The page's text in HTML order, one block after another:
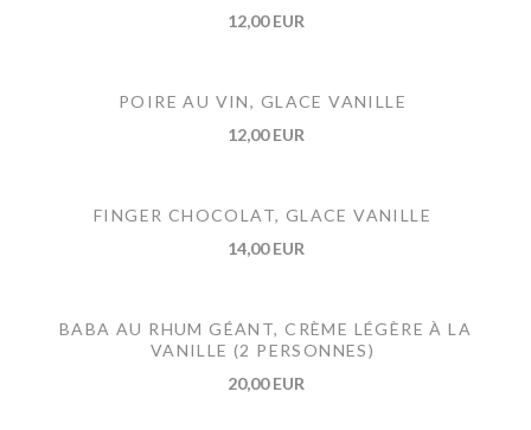
12,00 EUR
POIRE AU VIN, GLACE VANILLE
12,00 EUR
FINGER CHOCOLAT, GLACE VANILLE
14,00 EUR
BABA AU RHUM GÉANT, CRÈME LÉGÈRE À LA
VANILLE (2 PERSONNES)
20,00 EUR